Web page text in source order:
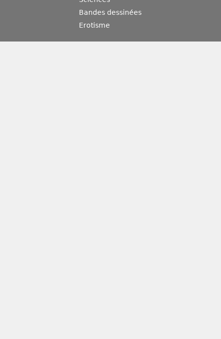
Bandes dessinées
Erotisme